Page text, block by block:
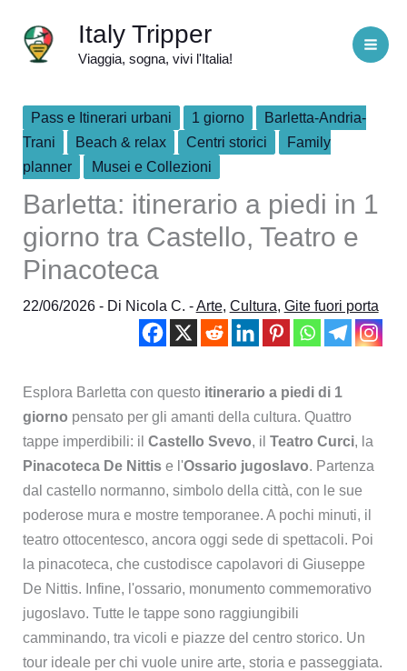
contenuto
Italy Tripper
Viaggia, sogna, vivi l'Italia!
Pass e Itinerari urbani 1 giorno
Barletta-Andria-
Trani
Beach & relax Centri storici
Family
planner
Musei e Collezioni
Barletta: itinerario a piedi in 1
giorno tra Castello, Teatro e
Pinacoteca
22/06/2026 - Di Nicola C. -Arte, Cultura, Gite fuori porta
Esplora Barletta con questo itinerario a piedi di 1
giorno pensato per gli amanti della cultura. Quattro
tappe imperdibili: il Castello Svevo, il Teatro Curci, la
Pinacoteca De Nittise l'Ossario jugoslavo. Partenza
dal castello normanno, simbolo della città, con le sue
poderose mura e mostre temporanee. A pochi minuti, il
teatro ottocentesco, ancora oggi sede di spettacoli. Poi
la pinacoteca, che custodisce capolavori di Giuseppe
De Nittis. Infine, l'ossario, monumento commemorativo
jugoslavo. Tutte le tappe sono raggiungibili
camminando, tra vicoli e piazze del centro storico. Un
tour ideale per chi vuole unire arte, storia e passeggiata.